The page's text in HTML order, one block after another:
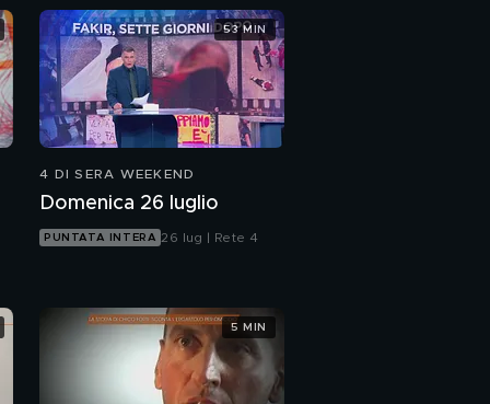
4 DI SERA WEEKEND
Domenica 26 luglio
PUNTATA INTERA 26 lug | Rete 4
53 MIN
5 MIN